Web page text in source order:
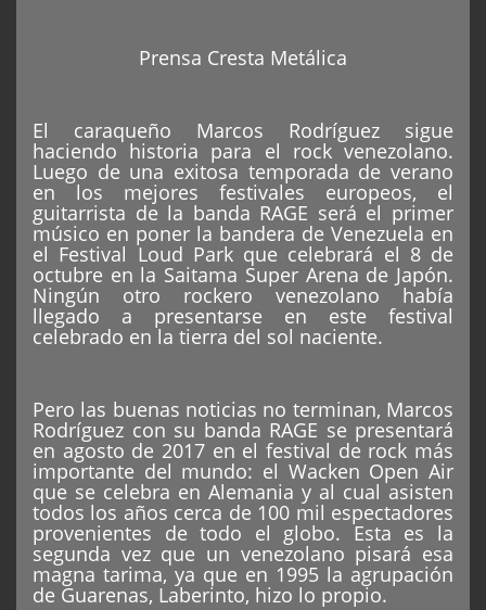
Prensa Cresta Metálica
El caraqueño Marcos Rodríguez sigue
haciendo historia para el rock venezolano.
Luego de una exitosa temporada de verano
en los mejores festivales europeos, el
guitarrista de la banda RAGE será el primer
músico en poner la bandera de Venezuela en
el Festival Loud Park que celebrará el 8 de
octubre en la Saitama Super Arena de Japón.
Ningún otro rockero venezolano había
llegado a presentarse en este festival
celebrado en la tierra del sol naciente.
Pero las buenas noticias no terminan, Marcos
Rodríguez con su banda RAGE se presentará
en agosto de 2017 en el festival de rock más
importante del mundo: el Wacken Open Air
que se celebra en Alemania y al cual asisten
todos los años cerca de 100 mil espectadores
provenientes de todo el globo. Esta es la
segunda vez que un venezolano pisará esa
magna tarima, ya que en 1995 la agrupación
de Guarenas, Laberinto, hizo lo propio.